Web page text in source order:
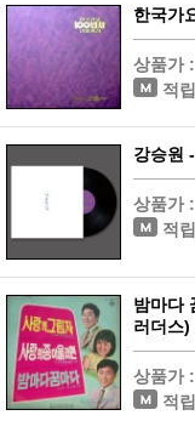
한국가
상품가 :
적
강승원
상품가 :
적
밤마다
러더스)
상품가 :
적